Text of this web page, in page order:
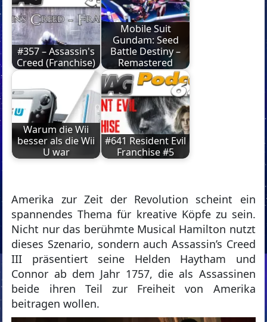
#357 – Assassin's
Creed (Franchise)
Mobile Suit
Gundam: Seed
Battle Destiny –
Remastered
Warum die Wii
besser als die Wii
U war
#641 Resident Evil
Franchise #5
Amerika zur Zeit der Revolution scheint ein
spannendes Thema für kreative Köpfe zu sein.
Nicht nur das berühmte Musical Hamilton nutzt
dieses Szenario, sondern auch Assassin’s Creed
III präsentiert seine Helden Haytham und
Connor ab dem Jahr 1757, die als Assassinen
beide ihren Teil zur Freiheit von Amerika
beitragen wollen.